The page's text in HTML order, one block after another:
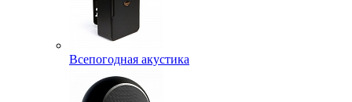
Всепогодная акустика